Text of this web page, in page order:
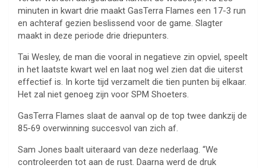
minuten in kwart drie maakt GasTerra Flames een 17-3 run
en achteraf gezien beslissend voor de game. Slagter
maakt in deze periode drie driepunters.
Tai Wesley, de man die vooral in negatieve zin opviel, speelt
in het laatste kwart wel en laat nog wel zien dat die uiterst
effectief is. In korte tijd verzamelt die tien punten bij elkaar.
Het zal niet genoeg zijn voor SPM Shoeters.
GasTerra Flames slaat de aanval op de top twee dankzij de
85-69 overwinning succesvol van zich af.
Sam Jones baalt uiteraard van deze nederlaag. “We
controleerden tot aan de rust. Daarna werd de druk